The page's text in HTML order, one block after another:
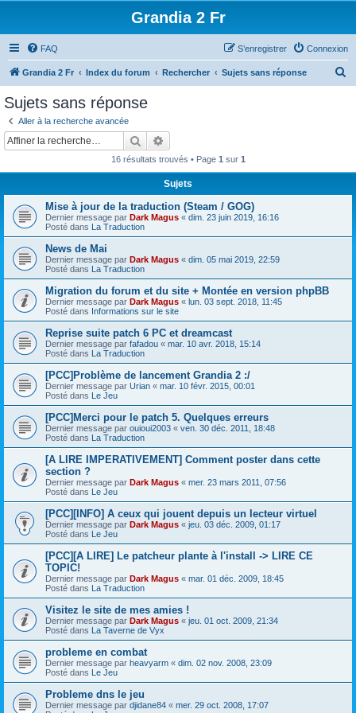
Grandia 2 Fr
FAQ Connexion
S’enregistrer
Grandia 2 Fr Index du forum Rechercher Sujets sans réponse
Sujets sans réponse
Aller à la recherche avancée
Rechercher
16 résultats trouvés • Page 1 sur 1
Sujets
Mise à jour de la traduction (Steam / GOG)
Dernier message par Dark Magus « dim. 23 juin 2019, 16:16
Posté dans La Traduction
News de Mai
Dernier message par Dark Magus « dim. 05 mai 2019, 22:59
Posté dans La Traduction
Migration du forum et du site + Montée en version phpBB
Dernier message par Dark Magus « lun. 03 sept. 2018, 11:45
Posté dans Informations sur le site
Reprise suite patch 6 PC et dreamcast
Dernier message par fafadou « mar. 10 avr. 2018, 15:14
Posté dans La Traduction
[PCC]Problème de lancement Grandia 2 :/
Dernier message par Urian « mar. 10 févr. 2015, 00:01
Posté dans Le Jeu
[PCC]Merci pour le patch 5. Quelques erreurs
Dernier message par ouioui2003 « ven. 30 déc. 2011, 18:48
Posté dans La Traduction
[A LIRE IMPERATIVEMENT] Comment poster dans cette
section ?
Dernier message par Dark Magus « mer. 23 mars 2011, 07:56
Posté dans Le Jeu
[PCC][INFO] A ceux qui jouent depuis un lecteur virtuel
Dernier message par Dark Magus « jeu. 03 déc. 2009, 01:17
Posté dans Le Jeu
[PCC][A LIRE] Le patcheur plante à l'install -> LIRE CE
TOPIC!
Dernier message par Dark Magus « mar. 01 déc. 2009, 18:45
Posté dans La Traduction
Visitez le site de mes amies !
Dernier message par Dark Magus « jeu. 01 oct. 2009, 21:34
Posté dans La Taverne de Vyx
probleme en combat
Dernier message par heavyarm « dim. 02 nov. 2008, 23:09
Posté dans Le Jeu
Probleme dns le jeu
Dernier message par djidane84 « mer. 29 oct. 2008, 17:07